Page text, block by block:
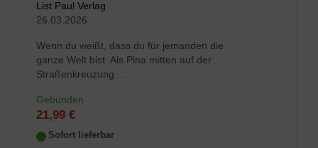
List Paul Verlag
26.03.2026
Wenn du weißt, dass du für jemanden die
ganze Welt bist Als Pina mitten auf der
Straßenkreuzung ...
Gebunden
21,99 €
Sofort lieferbar